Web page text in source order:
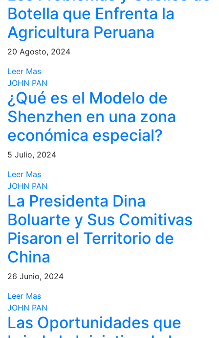
Botella que Enfrenta la
Agricultura Peruana
20 Agosto, 2024
Leer Mas
JOHN PAN
¿Qué es el Modelo de
Shenzhen en una zona
económica especial?
5 Julio, 2024
Leer Mas
JOHN PAN
La Presidenta Dina
Boluarte y Sus Comitivas
Pisaron el Territorio de
China
26 Junio, 2024
Leer Mas
JOHN PAN
Las Oportunidades que